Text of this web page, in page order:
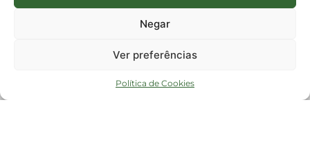
Negar
Ver preferências
Política de Cookies
Jair Artur da Silva dpo@fapesc.sc.gov.br 3665-4831
km 01, Módulo 12A, Edifício Fapesc / Celta, 5° andar